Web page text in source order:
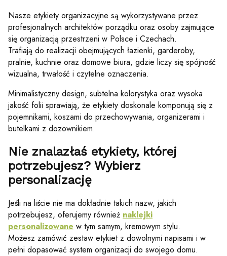
Nasze etykiety organizacyjne są wykorzystywane przez
profesjonalnych architektów porządku oraz osoby zajmujące
się organizacją przestrzeni w Polsce i Czechach.
Trafiają do realizacji obejmujących łazienki, garderoby,
pralnie, kuchnie oraz domowe biura, gdzie liczy się spójność
wizualna, trwałość i czytelne oznaczenia.
Minimalistyczny design, subtelna kolorystyka oraz wysoka
jakość folii sprawiają, że etykiety doskonale komponują się z
pojemnikami, koszami do przechowywania, organizerami i
butelkami z dozownikiem.
Nie znalazłaś etykiety, której
potrzebujesz? Wybierz
personalizację
Jeśli na liście nie ma dokładnie takich nazw, jakich
potrzebujesz, oferujemy również naklejki
personalizowane w tym samym, kremowym stylu.
Możesz zamówić zestaw etykiet z dowolnymi napisami i w
pełni dopasować system organizacji do swojego domu.